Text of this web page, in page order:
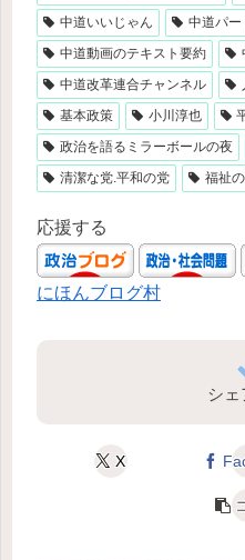
中道いいじゃん
中道パー
中道動画のテキスト要約
中道改革連合チャンネル
基本政策
小川淳也
政治を語るミラーボールの夜
清潔な党.平和の党
福祉
応援する
にほんブログ村
シェ
X